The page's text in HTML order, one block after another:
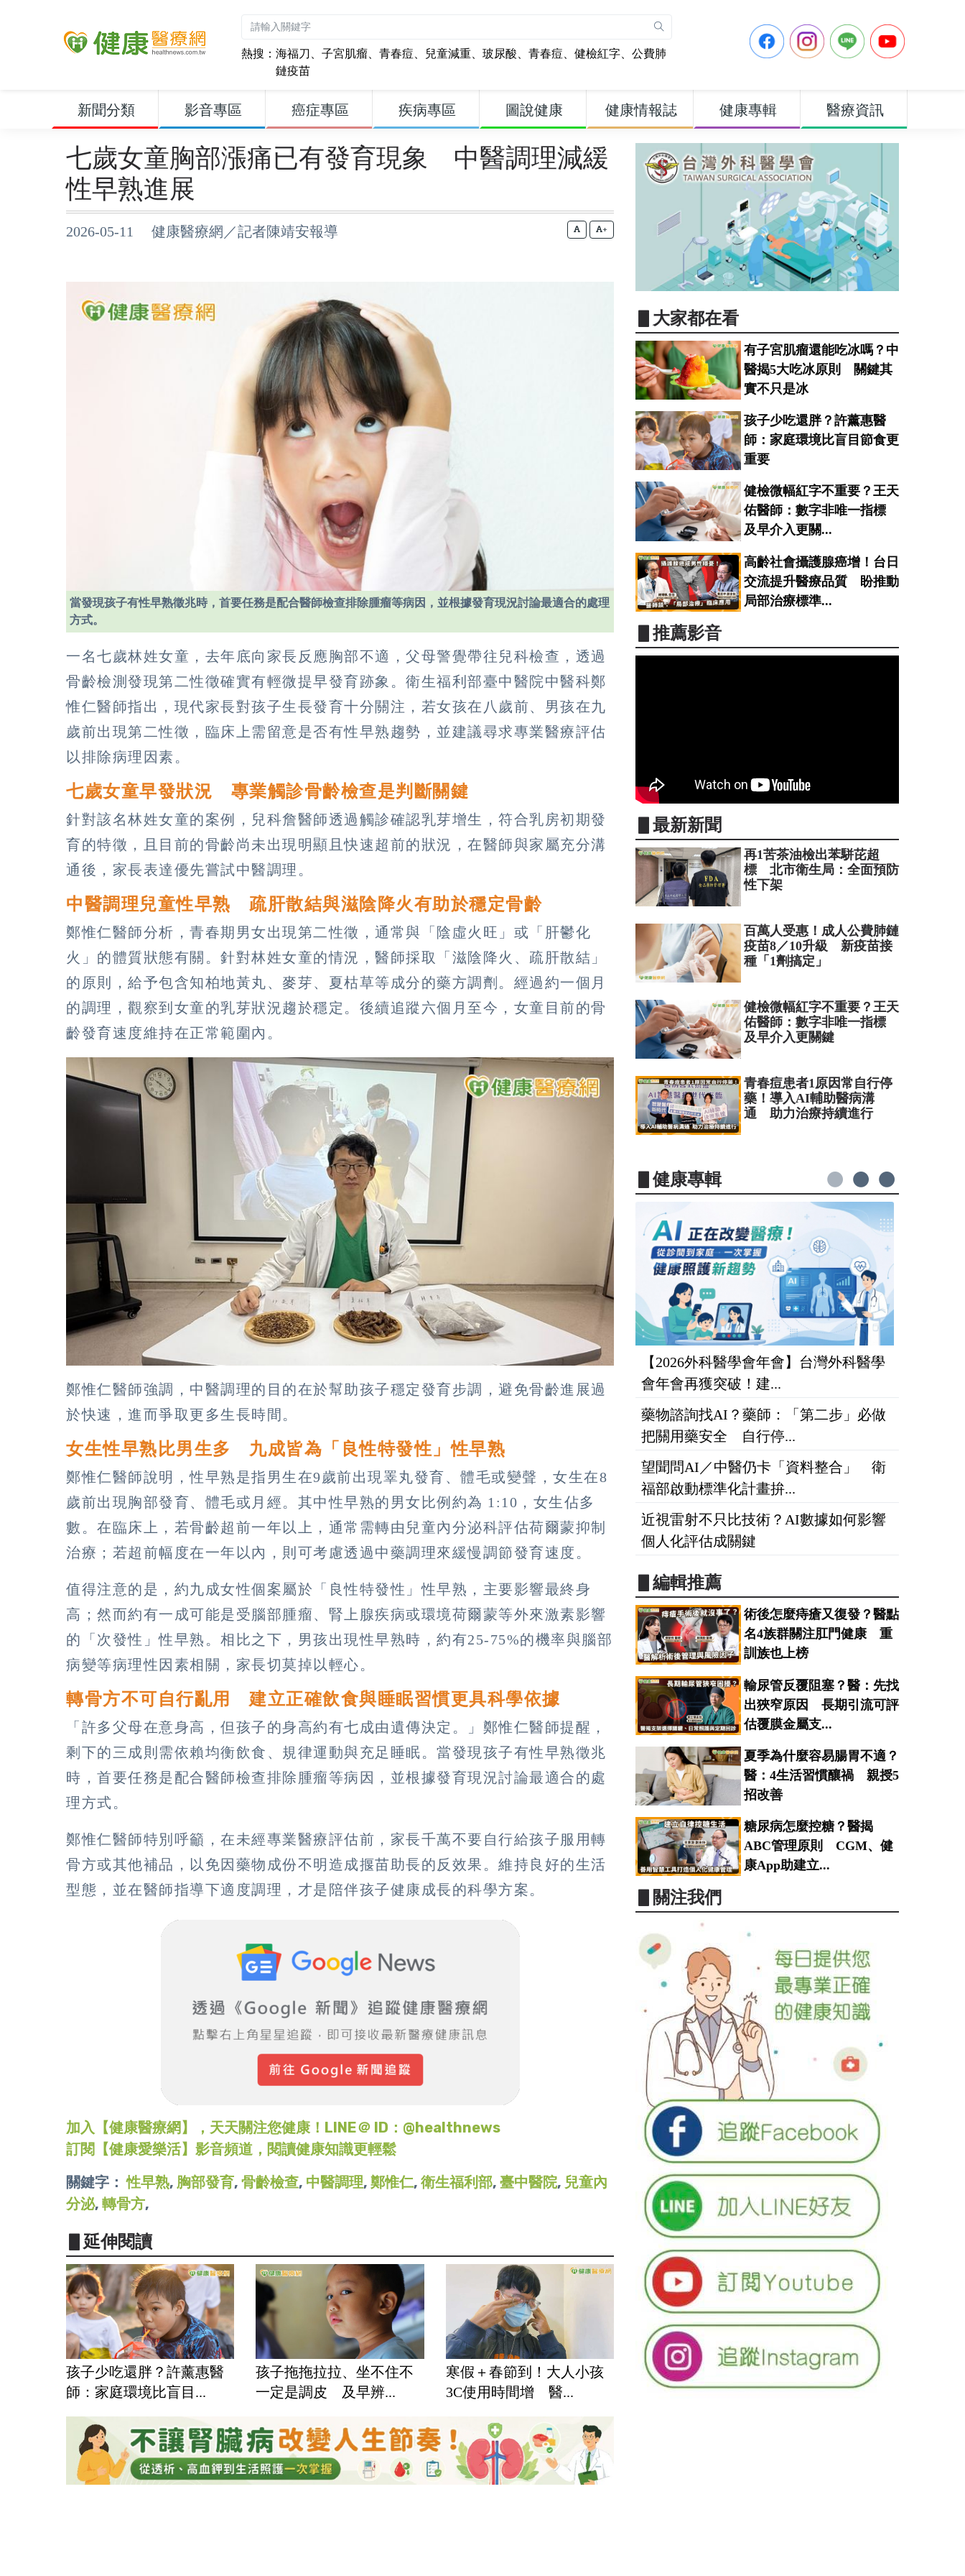
熱搜： 海福刀 、 子宮肌瘤、 青春痘、 兒童減重、 玻尿酸、 青春痘、 健檢紅字、 公費肺
鏈疫苗
新聞分類 影音專區 癌症專區 疾病專區 圖說健康 健康情報誌 健康專輯 醫療資訊
七歲女童胸部漲痛已有發育現象 中醫調理減緩
性早熟進展
2026-05-11 健康醫療網／記者陳靖安報導 +
當發現孩子有性早熟徵兆時，首要任務是配合醫師檢查排除腫瘤等病因，並根據發育現況討論最適合的處理
方式。
一名七歲林姓女童，去年底向家長反應胸部不適，父母警覺帶往兒科檢查，透過
骨齡檢測發現第二性徵確實有輕微提早發育跡象。衛生福利部臺中醫院中醫科鄭
惟仁醫師指出，現代家長對孩子生長發育十分關注，若女孩在八歲前、男孩在九
歲前出現第二性徵，臨床上需留意是否有性早熟趨勢，並建議尋求專業醫療評估
以排除病理因素。
七歲女童早發狀況 專業觸診骨齡檢查是判斷關鍵
針對該名林姓女童的案例，兒科詹醫師透過觸診確認乳芽增生，符合乳房初期發
育的特徵，且目前的骨齡尚未出現明顯且快速超前的狀況，在醫師與家屬充分溝
通後，家長表達優先嘗試中醫調理。
中醫調理兒童性早熟 疏肝散結與滋陰降火有助於穩定骨齡
鄭惟仁醫師分析，青春期男女出現第二性徵，通常與「陰虛火旺」或「肝鬱化
火」的體質狀態有關。針對林姓女童的情況，醫師採取「滋陰降火、疏肝散結」
的原則，給予包含知柏地黃丸、麥芽、夏枯草等成分的藥方調劑。經過約一個月
的調理，觀察到女童的乳芽狀況趨於穩定。後續追蹤六個月至今，女童目前的骨
齡發育速度維持在正常範圍內。
鄭惟仁醫師強調，中醫調理的目的在於幫助孩子穩定發育步調，避免骨齡進展過
於快速，進而爭取更多生長時間。
女生性早熟比男生多 九成皆為「良性特發性」性早熟
鄭惟仁醫師說明，性早熟是指男生在9歲前出現睪丸發育、體毛或變聲，女生在8
歲前出現胸部發育、體毛或月經。其中性早熟的男女比例約為 1:10，女生佔多
數。在臨床上，若骨齡超前一年以上，通常需轉由兒童內分泌科評估荷爾蒙抑制
治療；若超前幅度在一年以內，則可考慮透過中藥調理來緩慢調節發育速度。
值得注意的是，約九成女性個案屬於「良性特發性」性早熟，主要影響最終身
高；然而約有一成可能是受腦部腫瘤、腎上腺疾病或環境荷爾蒙等外來激素影響
的「次發性」性早熟。相比之下，男孩出現性早熟時，約有25-75%的機率與腦部
病變等病理性因素相關，家長切莫掉以輕心。
轉骨方不可自行亂用 建立正確飲食與睡眠習慣更具科學依據
「許多父母在意身高，但孩子的身高約有七成由遺傳決定。」鄭惟仁醫師提醒，
剩下的三成則需依賴均衡飲食、規律運動與充足睡眠。當發現孩子有性早熟徵兆
時，首要任務是配合醫師檢查排除腫瘤等病因，並根據發育現況討論最適合的處
理方式。
鄭惟仁醫師特別呼籲，在未經專業醫療評估前，家長千萬不要自行給孩子服用轉
骨方或其他補品，以免因藥物成份不明造成揠苗助長的反效果。維持良好的生活
型態，並在醫師指導下適度調理，才是陪伴孩子健康成長的科學方案。
加入【健康醫療網】，天天關注您健康！LINE＠ ID：@healthnews
訂閱【健康愛樂活】影音頻道，閱讀健康知識更輕鬆
關鍵字：性早熟, 胸部發育, 骨齡檢查, 中醫調理, 鄭惟仁, 衛生福利部, 臺中醫院, 兒童內
分泌, 轉骨方,
▋延伸閱讀
孩子少吃還胖？許薰惠醫
師：家庭環境比盲目...
孩子拖拖拉拉、坐不住不
一定是調皮 及早辨...
寒假＋春節到！大人小孩
3C使用時間增 醫...
▋大家都在看
有子宮肌瘤還能吃冰嗎？中
醫揭5大吃冰原則 關鍵其
實不只是冰
孩子少吃還胖？許薰惠醫
師：家庭環境比盲目節食更
重要
健檢微幅紅字不重要？王天
佑醫師：數字非唯一指標
及早介入更關...
高齡社會攝護腺癌增！台日
交流提升醫療品質 盼推動
局部治療標準...
▋推薦影音
▋最新新聞
再1苦茶油檢出苯駢芘超
標 北市衛生局：全面預防
性下架
百萬人受惠！成人公費肺鏈
疫苗8／10升級 新疫苗接
種「1劑搞定」
健檢微幅紅字不重要？王天
佑醫師：數字非唯一指標
及早介入更關鍵
青春痘患者1原因常自行停
藥！導入AI輔助醫病溝
通 助力治療持續進行
▋健康專輯
【2026外科醫學會年會】台灣外科醫學
會年會再獲突破！建...
藥物諮詢找AI？藥師：「第二步」必做
把關用藥安全 自行停...
望聞問AI／中醫仍卡「資料整合」 衛
福部啟動標準化計畫拚...
近視雷射不只比技術？AI數據如何影響
個人化評估成關鍵
▋編輯推薦
術後怎麼痔瘡又復發？醫點
名4族群關注肛門健康 重
訓族也上榜
輸尿管反覆阻塞？醫：先找
出狹窄原因 長期引流可評
估覆膜金屬支...
夏季為什麼容易腸胃不適？
醫：4生活習慣釀禍 親授5
招改善
糖尿病怎麼控糖？醫揭
ABC管理原則 CGM、健
康App助建立...
▋關注我們